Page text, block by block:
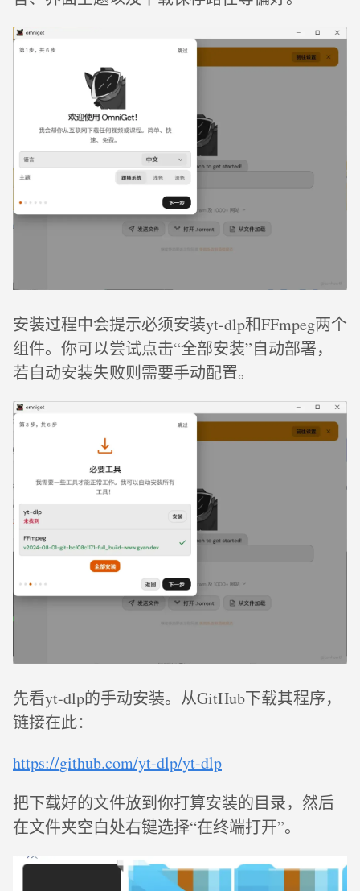
安装过程中会提示必须安装yt-dlp和FFmpeg两个
组件。你可以尝试点击“全部安装”自动部署，
若自动安装失败则需要手动配置。
先看yt-dlp的手动安装。从GitHub下载其程序，
链接在此：
https://github.com/yt-dlp/yt-dlp
把下载好的文件放到你打算安装的目录，然后
在文件夹空白处右键选择“在终端打开”。